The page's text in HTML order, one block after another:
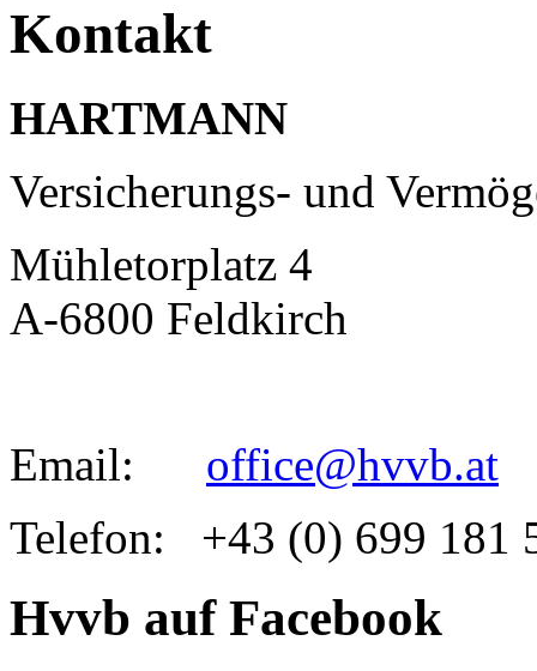
Kontakt
HARTMANN
Versicherungs- und
Mühletorplatz 4
A-6800 Feldkirch
Email: office@hvvb.at
Telefon: +43 (0) 699 181
Hvvb auf Facebook